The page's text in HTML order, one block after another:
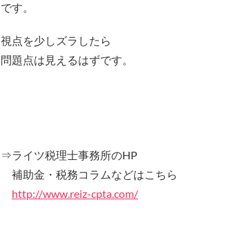
です。
視点を少しズラしたら
問題点は見えるはずです。
⇒ライツ税理士事務所のHP
補助金・税務コラムなどはこちら
http://www.reiz-cpta.com/